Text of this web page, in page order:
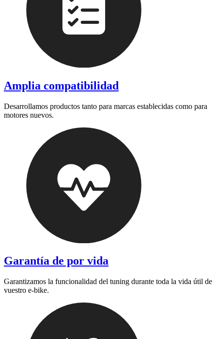
Amplia compatibilidad
Desarrollamos productos tanto para marcas establecidas como para
motores nuevos.
Garantía de por vida
Garantizamos la funcionalidad del tuning durante toda la vida útil de
vuestro e-bike.